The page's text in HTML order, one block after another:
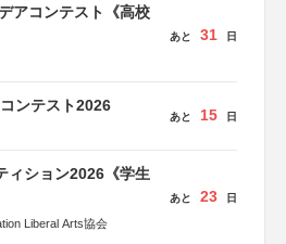
アコンテスト《高校
あと 31 日
ンテスト2026
あと 15 日
ィション2026《学生
Liberal Arts協会
あと 23 日